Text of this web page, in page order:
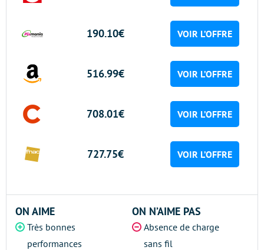
190.10€ VOIR L’OFFRE
516.99€ VOIR L’OFFRE
708.01€ VOIR L’OFFRE
727.75€ VOIR L’OFFRE
ON AIME
Très bonnes
performances
ON N’AIME PAS
Absence de charge
sans fil